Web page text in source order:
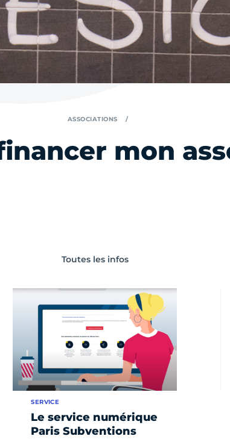
ASSOCIATIONS
mon
Toutes les infos
Le service numérique
Paris Subventions
SERVICE